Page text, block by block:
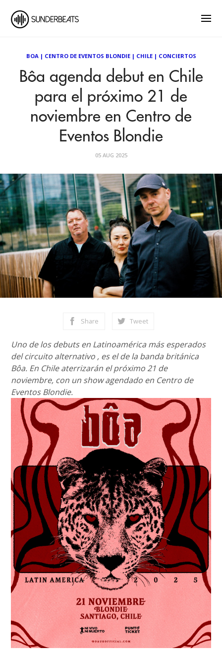
BOA| CENTRO DE EVENTOS BLONDIE| CHILE| CONCIERTOS
Bôa agenda debut en Chile
para el próximo 21 de
noviembre en Centro de
Eventos Blondie
05 AUG 2025
Share Tweet
Uno de los debuts en Latinoamérica más esperados
del circuito alternativo , es el de la banda británica
Bôa. En Chile aterrizarán el próximo 21 de
noviembre, con un show agendado en Centro de
Eventos Blondie.